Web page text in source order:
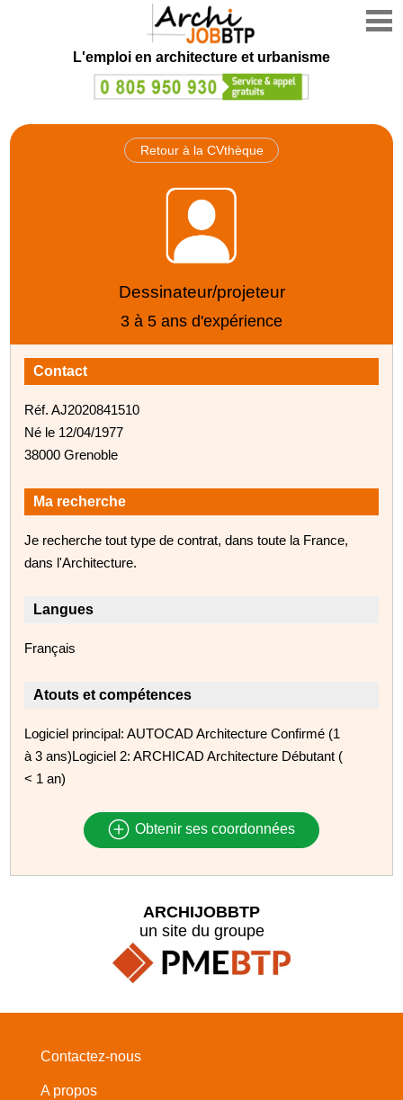
L'emploi en architecture et urbanisme
Retour à la CVthèque
Dessinateur/projeteur
3 à 5 ans d'expérience
Contact
Réf. AJ2020841510
Né le 12/04/1977
38000 Grenoble
Ma recherche
Je recherche tout type de contrat, dans toute la France,
dans l'Architecture.
Langues
Français
Atouts et compétences
Logiciel principal: AUTOCAD Architecture Confirmé (1
à 3 ans)Logiciel 2: ARCHICAD Architecture Débutant (
< 1 an)
Obtenir ses coordonnées
ARCHIJOBBTP
un site du groupe
Contactez-nous
A propos